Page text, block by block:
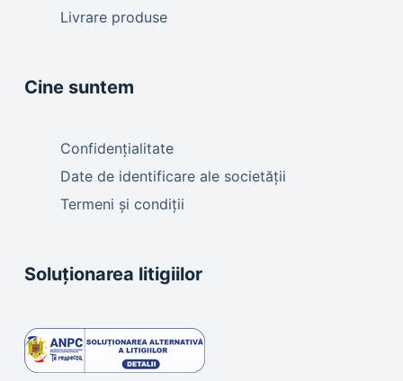
Livrare produse
Cine suntem
Confidențialitate
Date de identificare ale societății
Termeni și condiții
Soluționarea litigiilor